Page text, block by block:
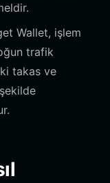
Wallet, işlem
trafik
takas ve